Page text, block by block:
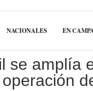
NACIONALES EN
se amplía